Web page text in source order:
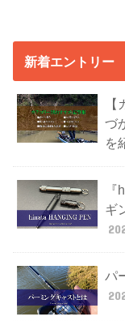
新着エントリー
づ
を
ギ
パ